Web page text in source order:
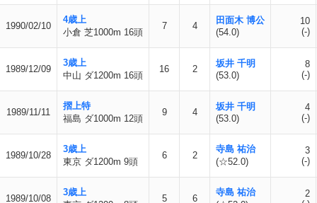
1990/02/10
4歳上
小倉 芝1000m 16頭
7 4
田面木 博公
(54.0)
10
(-)
1989/12/09
3歳上
中山 ダ1200m 16頭
16 2
坂井 千明
(53.0)
8
(-)
1989/11/11
摺上特
福島 ダ1000m 12頭
9 4
坂井 千明
(53.0)
4
(-)
1989/10/28
3歳上
東京 ダ1200m 9頭
6 2
寺島 祐治
(☆52.0)
3
(-)
1989/10/08
3歳上
5 6
寺島 祐治
2